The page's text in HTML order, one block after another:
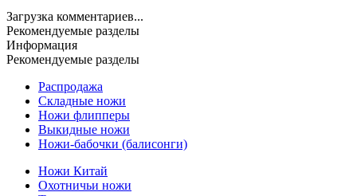
Загрузка комментариев...
Рекомендуемые разделы
Информация
Рекомендуемые разделы
Распродажа
Складные ножи
Ножи флипперы
Выкидные ножи
Ножи-бабочки (балисонги)
Ножи Китай
Охотничьи ножи